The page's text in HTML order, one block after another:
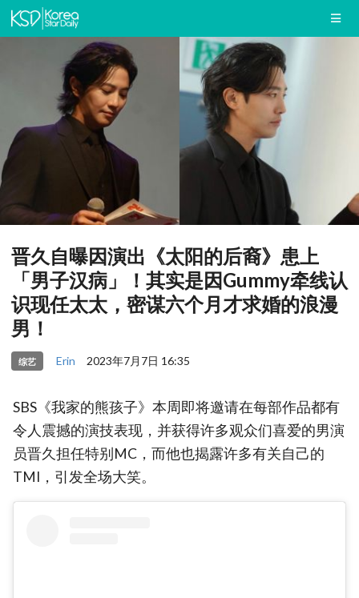
晋久自曝因演出《太阳的后裔》患上
「男子汉病」！其实是因Gummy牵线认
识现任太太，密谋六个月才求婚的浪漫
男！
综艺 Erin 2023年7月7日 16:35
SBS《我家的熊孩子》本周即将邀请在每部作品都有
令人震撼的演技表现，并获得许多观众们喜爱的男演
员晋久担任特别MC，而他也揭露许多有关自己的
TMI，引发全场大笑。